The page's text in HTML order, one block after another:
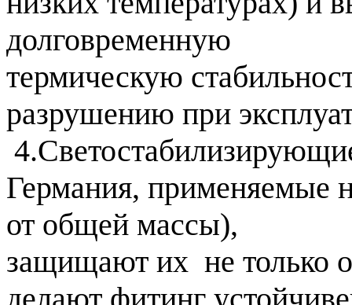
долговременную
термическую
разрушению при
Германия, применяемые
от общей массы),
защищают их  не только